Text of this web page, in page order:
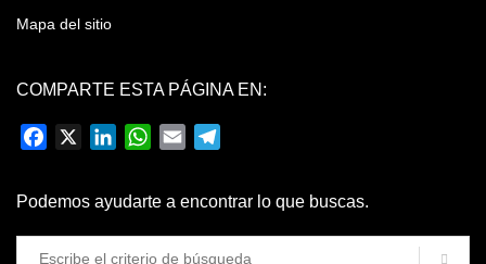
Mapa del sitio
COMPARTE ESTA PÁGINA EN:
Facebook LinkedInWhatsApp
Email
Podemos ayudarte a encontrar lo que buscas.